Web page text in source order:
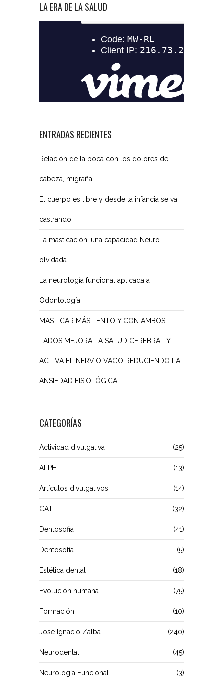
LA ERA DE LA SALUD
ENTRADAS RECIENTES
Relación de la boca con los dolores de
cabeza, migraña,…
El cuerpo es libre y desde la infancia se va
castrando
La masticación: una capacidad Neuro-
olvidada
La neurología funcional aplicada a
Odontología
MASTICAR MÁS LENTO Y CON AMBOS
LADOS MEJORA LA SALUD CEREBRAL Y
ACTIVA EL NERVIO VAGO REDUCIENDO LA
ANSIEDAD FISIOLÓGICA
CATEGORÍAS
Actividad divulgativa (25)
ALPH (13)
Artículos divulgativos (14)
CAT (32)
Dentosofia (41)
Dentosofía (5)
Estética dental (18)
Evolución humana (75)
Formación (10)
José Ignacio Zalba (240)
Neurodental (45)
Neurología Funcional (3)